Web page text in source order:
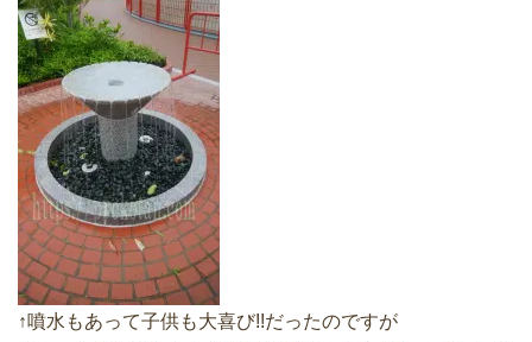
↑噴水もあって子供も大喜び!!だったのですが